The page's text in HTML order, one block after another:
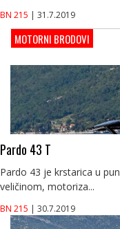
BN 215 | 31.7.2019
MOTORNI BRODOVI
Pardo 43 T
Pardo 43 je krstarica u
veličinom, motoriza...
BN 215 | 30.7.2019